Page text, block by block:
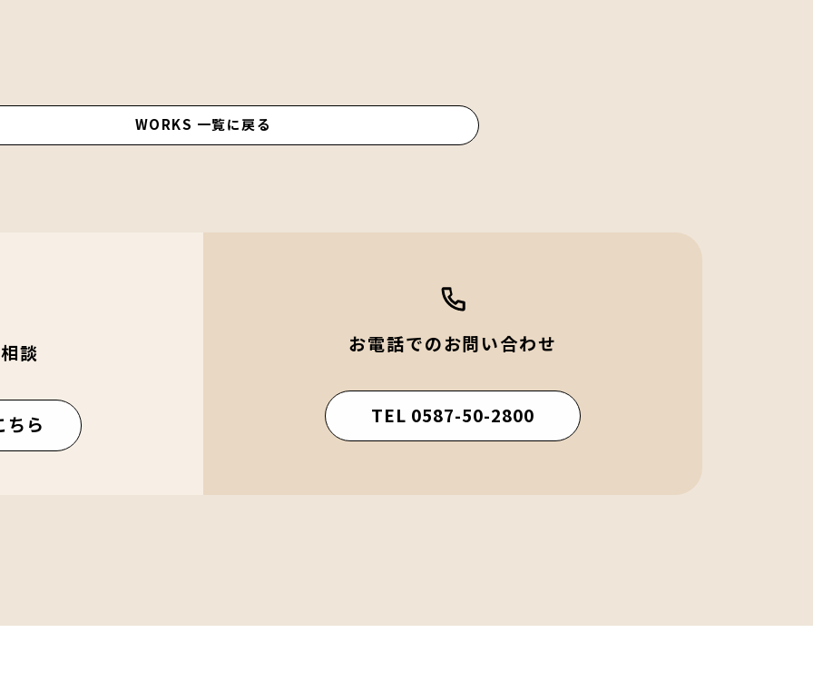
WORKS 一覧に戻る
談
ちら
お電話でのお問い合わせ
TEL 0587-50-2800